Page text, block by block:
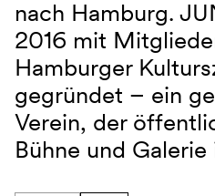
nach Hamburg.
2016 mit
Hamburger
gegründet – ein
Verein, der
Bühne und